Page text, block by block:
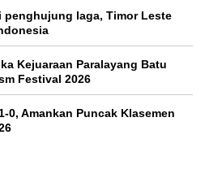
laga, Timor Leste
Kejuaraan Paralayang Batu
Festival 2026
0, Amankan Puncak Klasemen